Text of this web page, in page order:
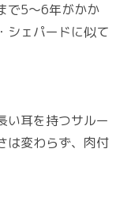
で5〜6年がかか
シェパードに似て
い耳を持つサルー
は変わらず、肉付